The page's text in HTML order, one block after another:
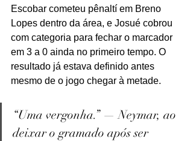
Escobar cometeu pênaltí em Breno
Lopes dentro da área, e Josué cobrou
com categoria para fechar o marcador
em 3 a 0 ainda no primeiro tempo. O
resultado já estava definido antes
mesmo de o jogo chegar à metade.
“Uma vergonha.” — Neymar, ao
deixar o gramado após ser